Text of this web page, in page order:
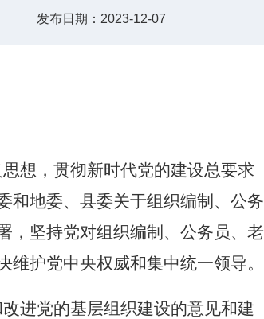
发布日期： 2023-12-07
想，贯彻新时代党的建设总要求
和地委、县委关于组织编制、公务
，坚持党对组织编制、公务员、老
护党中央权威和集中统一领导。
进党的基层组织建设的意见和建